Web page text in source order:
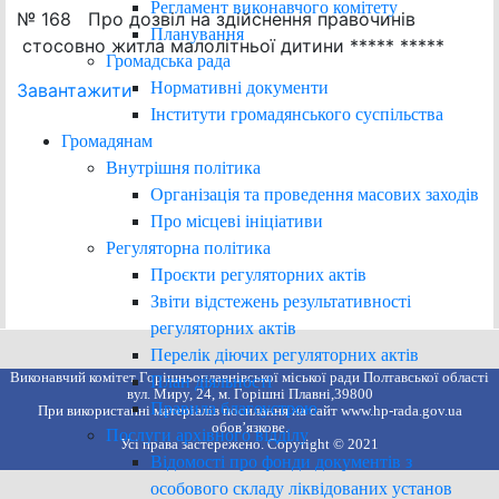
Регламент виконавчого комітету
Планування
Громадська рада
Нормативні документи
Інститути громадянського суспільства
Громадянам
Внутрішня політика
Організація та проведення масових заходів
Про місцеві ініціативи
Регуляторна політика
Проєкти регуляторних актів
Звіти відстежень результативності
регуляторних актів
Перелік діючих регуляторних актів
План діяльності
Правила благоустрою
Послуги архівного відділу
Відомості про фонди документів з
особового складу ліквідованих установ
№ 168 Про дозвіл на здійснення правочинів
стосовно житла малолітньої дитини ***** *****
Завантажити
Виконавчий комітет Горішньоплавнівської міської ради Полтавської області
вул. Миру, 24, м. Горішні Плавні,39800
При використанні матеріалів посилання на сайт www.hp-rada.gov.ua
обов’язкове.
Усі права застережено. Copyright © 2021